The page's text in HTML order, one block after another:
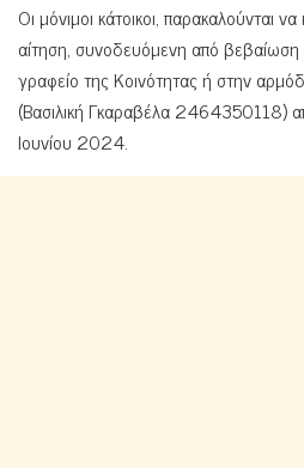
Οι μόνιμοι κάτοικοι, παρακαλούνται
αίτηση, συνοδευόμενη από βεβαίωση
γραφείο της Κοινότητας ή στην
(Βασιλική Γκαραβέλα 2464350118)
Ιουνίου 2024.